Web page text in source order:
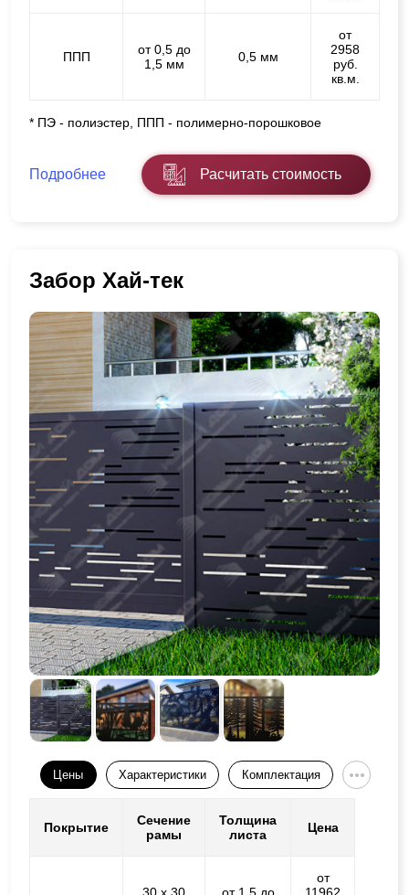
ППП
от 0,5 до
1,5 мм
0,5 мм
от
2958
руб.
кв.м.
* ПЭ - полиэстер, ППП - полимерно-порошковое
Подробнее Расчитать стоимость
Забор Хай-тек
Цены Характеристики Комплектация
Покрытие
Сечение
рамы
Толщина
листа
Цена
от